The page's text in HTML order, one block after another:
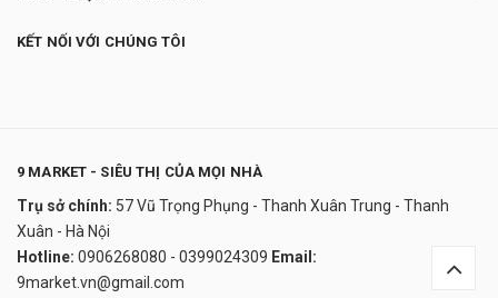
KẾT NỐI VỚI CHÚNG TÔI
9 MARKET - SIÊU THỊ CỦA MỌI NHÀ
Trụ sở chính: 57 Vũ Trọng Phụng - Thanh Xuân Trung - Thanh
Xuân - Hà Nội
Hotline: 0906268080 - 0399024309 Email:
9market.vn@gmail.com
1.500.000₫
undefined